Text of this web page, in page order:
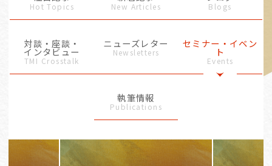
Hot Topics New Articles Blogs
対談・座談・
インタビュー
TMI Crosstalk
ニューズレター
Newsletters
セミナー・イベン
ト
Events
執筆情報
Publications